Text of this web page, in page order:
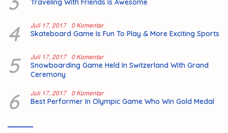
Traveling With Friends Is Awesome
4 Juli 17, 2017 0 Komentar
Skateboard Game Is Fun To Play & More Exciting Sports
5 Juli 17, 2017 0 Komentar
Snowboarding Game Held In Switzerland With Grand
Ceremony
6 Juli 17, 2017 0 Komentar
Best Performer In Olympic Game Who Win Gold Medal